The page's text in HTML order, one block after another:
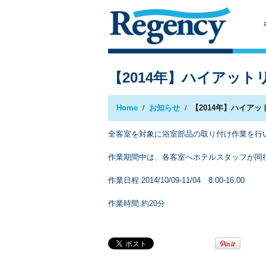
【2014年】ハイアッ
Home お知らせ 【2014年】ハイア
全客室を対象に浴室部品の取り付け作業を行
作業期間中は、各客室へホテルスタッフが同
作業日程:2014/10/09-11/04 8:00-16:00
作業時間:約20分